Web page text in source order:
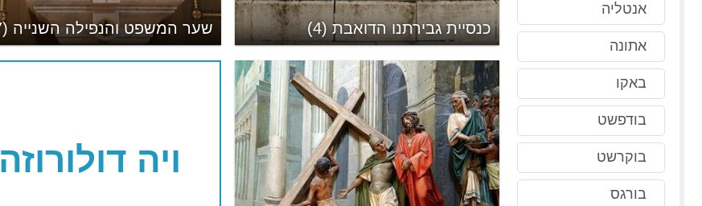
אנטליה
אתונה
באקו
בודפשט
בוקרשט
בורגס
שער המשפט והנפילה השנייה (7) כנסיית גבירתנו הדואבת (4)
ויה דולורוזה